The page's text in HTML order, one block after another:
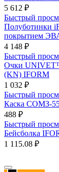
5 612 ₽
Быстрый
Полуботинки
покрытием
4 148 ₽
Быстрый
Очки
(KN) IFORM
1 032 ₽
Быстрый
Каска СОМЗ-
488 ₽
Быстрый
Бейсболка
1 115.08 ₽